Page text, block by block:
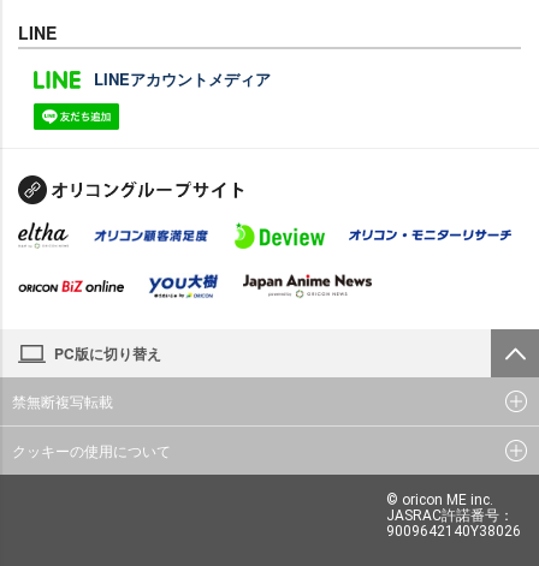
LINE
LINEアカウントメディア
PC版に切り替え
禁無断複写転載
クッキーの使用について
© oricon ME inc.
JASRAC許諾番号：
9009642140Y38026